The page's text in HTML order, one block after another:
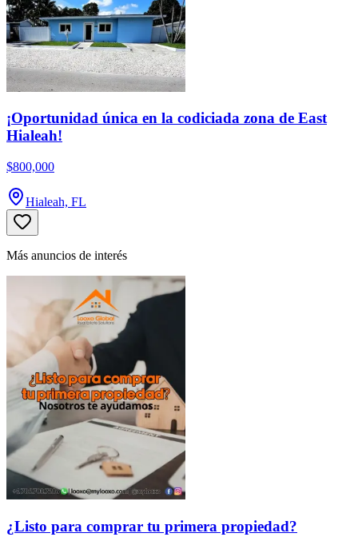
¡Oportunidad única en la codiciada zona de East
Hialeah!
$800,000
Hialeah, FL
Más anuncios de interés
¿Listo para comprar tu primera propiedad?